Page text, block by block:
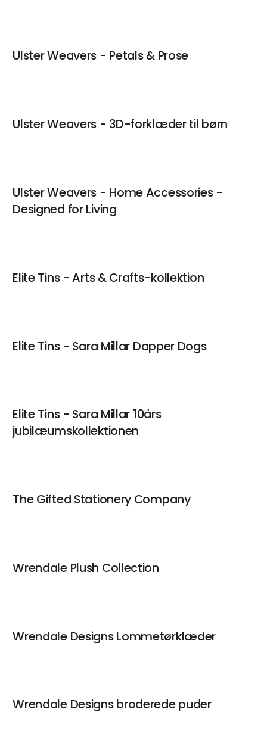
Ulster Weavers - Petals & Prose
Ulster Weavers - 3D-forklæder til børn
Ulster Weavers - Home Accessories -
Designed for Living
Elite Tins - Arts & Crafts-kollektion
Elite Tins - Sara Millar Dapper Dogs
Elite Tins - Sara Millar 10års
jubilæumskollektionen
The Gifted Stationery Company
Wrendale Plush Collection
Wrendale Designs Lommetørklæder
Wrendale Designs broderede puder